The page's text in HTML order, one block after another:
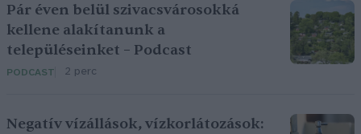
Pár éven belül szivacsvárosokká
kellene alakítanunk a
településeinket – Podcast
PODCAST 2 perc
Negatív vízállások, vízkorlátozások: